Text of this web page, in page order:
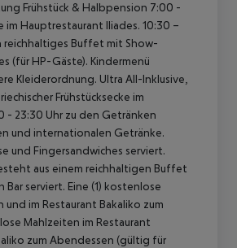
Frühstück & Halbpension 7:00 -
im Hauptrestaurant Iliades. 10:30 –
reichhaltiges Buffet mit Show-
(für HP-Gäste). Kindermenü
Kleiderordnung. Ultra All-Inklusive,
Frühstücksecke im
- 23:30 Uhr zu den Getränken
und internationalen Getränke.
und Fingersandwiches serviert.
aus einem reichhaltigen Buffet
Bar serviert. Eine (1) kostenlose
im Restaurant Bakaliko zum
Mahlzeiten im Restaurant
zum Abendessen (gültig für